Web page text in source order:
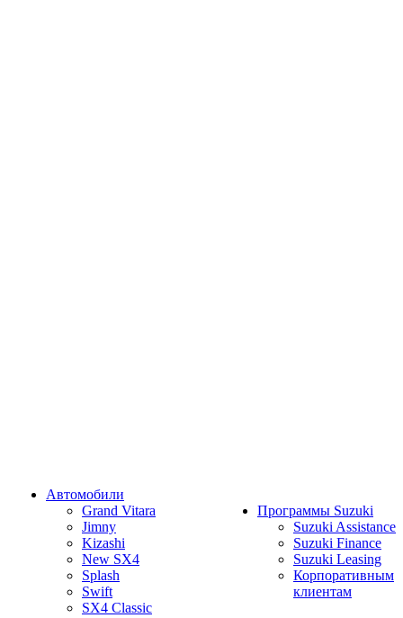
Автомобили
Grand Vitara
Jimny
Kizashi
New SX4
Splash
Swift
SX4 Classic
Программы Suzuki
Suzuki Assistance
Suzuki Finance
Suzuki Leasing
Корпоративным
клиентам